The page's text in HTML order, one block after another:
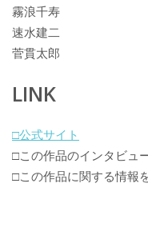
霧浪千寿
速水建二
菅貫太郎
LINK
□公式サイト
□この作品のインタビュ
□この作品に関する情報